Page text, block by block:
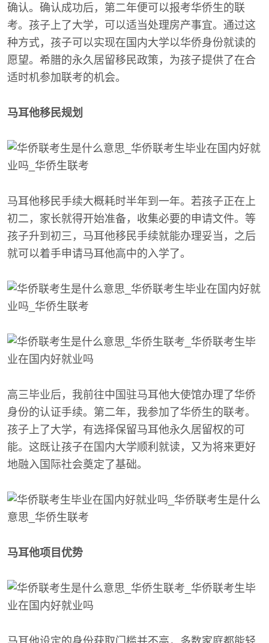
确认。确认成功后，第二年便可以报考华侨生的联
考。孩子上了大学，可以适当处理房产事宜。通过这
种方式，孩子可以实现在国内大学以华侨身份就读的
愿望。希腊的永久居留移民政策，为孩子提供了在合
适时机参加联考的机会。
马耳他移民规划
马耳他移民手续大概耗时半年到一年。若孩子正在上
初二，家长就得开始准备，收集必要的申请文件。等
孩子升到初三，马耳他移民手续就能办理妥当，之后
就可以着手申请马耳他高中的入学了。
高三毕业后，我前往中国驻马耳他大使馆办理了华侨
身份的认证手续。第二年，我参加了华侨生的联考。
孩子上了大学，有选择保留马耳他永久居留权的可
能。这既让孩子在国内大学顺利就读，又为将来更好
地融入国际社会奠定了基础。
马耳他项目优势